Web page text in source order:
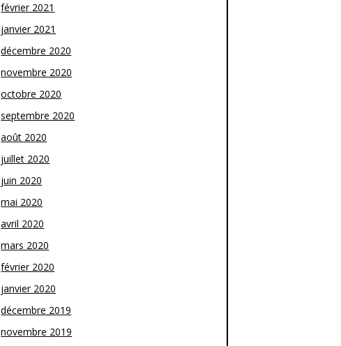
février 2021
janvier 2021
décembre 2020
novembre 2020
octobre 2020
septembre 2020
août 2020
juillet 2020
juin 2020
mai 2020
avril 2020
mars 2020
février 2020
janvier 2020
décembre 2019
novembre 2019